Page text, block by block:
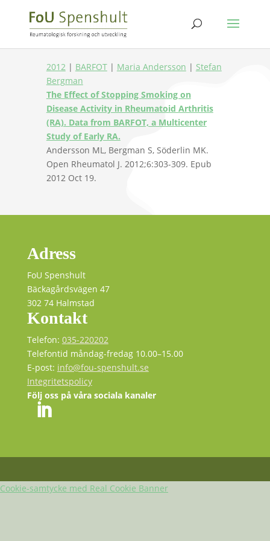
2012| BARFOT| Maria Andersson | Stefan
Bergman
The Effect of Stopping Smoking on
Disease Activity in Rheumatoid Arthritis
(RA). Data from BARFOT, a Multicenter
Study of Early RA.
Andersson ML, Bergman S, Söderlin MK.
Open Rheumatol J. 2012;6:303-309. Epub
2012 Oct 19.
Adress
FoU Spenshult
Bäckagårdsvägen 47
302 74 Halmstad
Kontakt
Telefon: 035-220202
Telefontid måndag-fredag 10.00–15.00
E-post: info@fou-spenshult.se
Integritetspolicy
Följ oss på våra sociala kanaler
Cookie-samtycke med Real Cookie Banner